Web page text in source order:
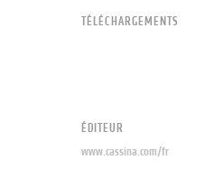
TÉLÉCHARGEMENTS
ÉDITEUR
www.cassina.com/fr